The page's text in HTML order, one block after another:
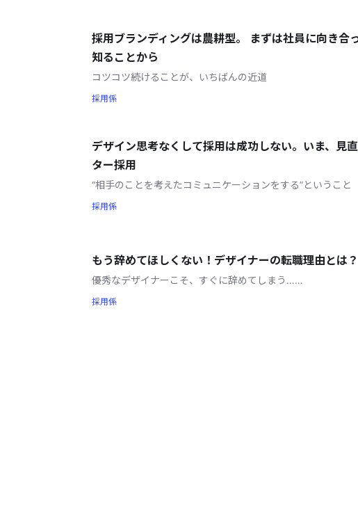
採用ブランディングは農耕型。 まずは社員に向き合
知ることから
コツコツ続けることが、いちばんの近道
採用係
デザイン思考なくして採用は成功しない。いま、見
ター採用
“相手のことを考えたコミュニケーションをする”ということ
採用係
もう辞めてほしくない！デザイナーの転職理由とは？
優秀なデザイナーこそ、すぐに辞めてしまう……
採用係